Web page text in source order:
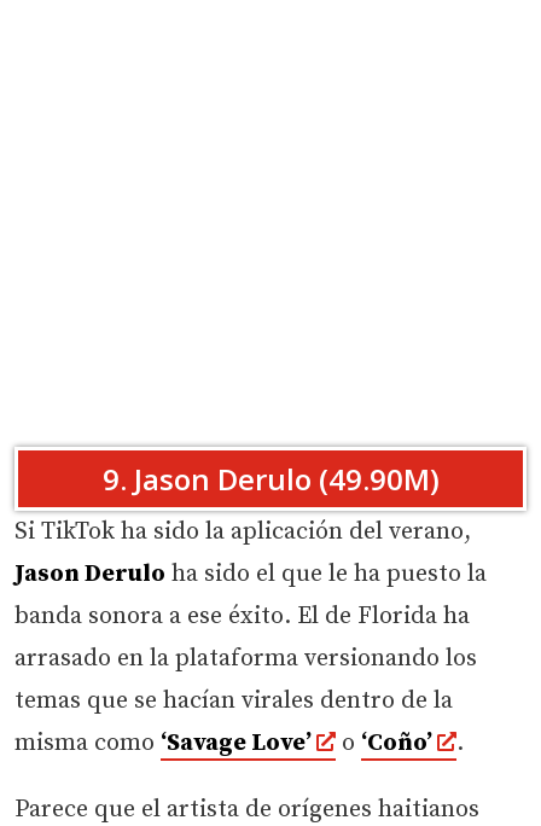
9. Jason Derulo (49.90M)
Si TikTok ha sido la aplicación del verano,
Jason Derulo ha sido el que le ha puesto la
banda sonora a ese éxito. El de Florida ha
arrasado en la plataforma versionando los
temas que se hacían virales dentro de la
misma como ‘Savage Love’ o ‘Coño’ .
Parece que el artista de orígenes haitianos